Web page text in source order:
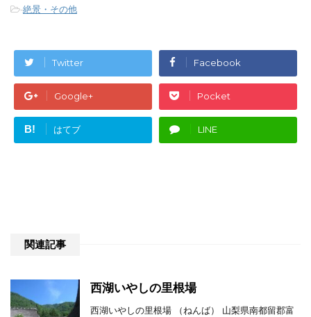
-絶景・その他
Twitter Facebook
Google+ Pocket
B! はてブ LINE
関連記事
西湖いやしの里根場
西湖いやしの里根場 （ねんば） 山梨県南都留郡富